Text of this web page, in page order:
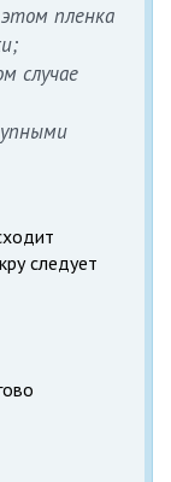
пленка
случае
следует